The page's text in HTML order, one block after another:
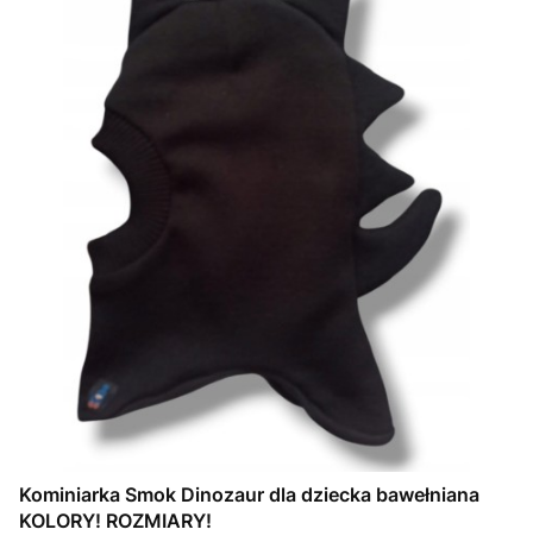
Kominiarka Smok Dinozaur dla dziecka bawełniana
KOLORY! ROZMIARY!